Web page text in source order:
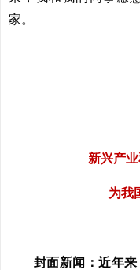
家。
新兴产
为我
封面新闻：近年